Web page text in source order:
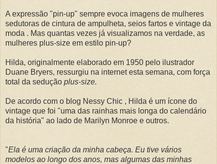
A expressão "pin-up" sempre evoca imagens de mulheres
sedutoras de cintura de ampulheta, seios fartos e vintage da
moda . Mas quantas vezes já visualizamos na verdade, as
mulheres plus-size em estilo pin-up?
Hilda, originalmente elaborado em 1950 pelo ilustrador
Duane Bryers, ressurgiu na internet esta semana, com força
total da sedução plus-size.
De acordo com o blog Nessy Chic , Hilda é um ícone do
vintage que foi "uma das rainhas mais longa do calendário
da história" ao lado de Marilyn Monroe e outros.
"Ela é uma criação da minha cabeça. Eu tive vários
modelos ao longo dos anos, mas algumas das minhas